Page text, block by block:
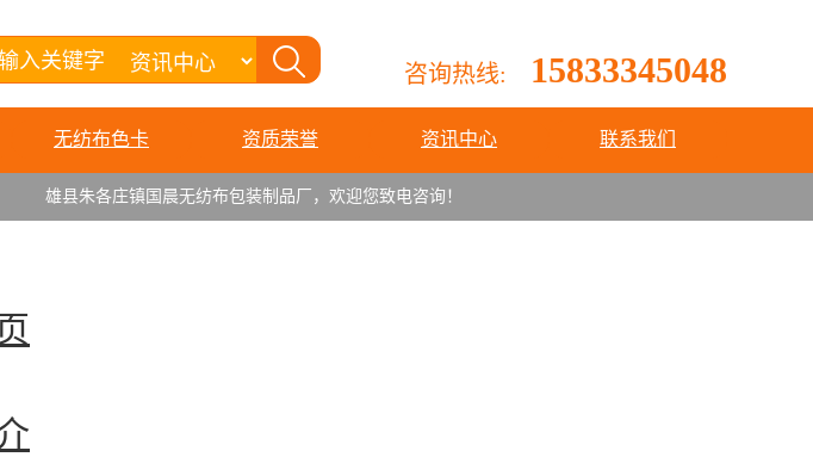
咨询热线: 15833345048
无纺布色卡 资质荣誉 资讯中心 联系我们
雄县朱各庄镇国晨无纺布包装制品厂，欢迎您致电咨询！